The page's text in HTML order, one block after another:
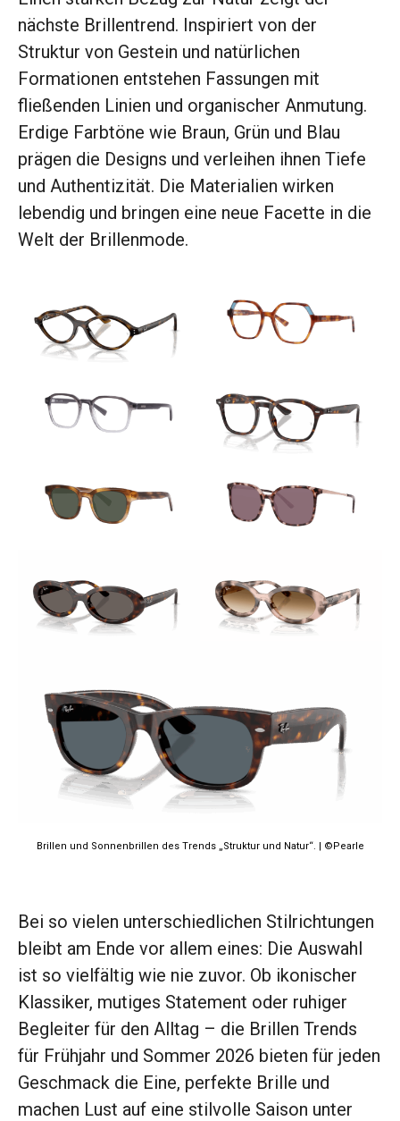
nächste Brillentrend. Inspiriert von der
Struktur von Gestein und natürlichen
Formationen entstehen Fassungen mit
fließenden Linien und organischer Anmutung.
Erdige Farbtöne wie Braun, Grün und Blau
prägen die Designs und verleihen ihnen Tiefe
und Authentizität. Die Materialien wirken
lebendig und bringen eine neue Facette in die
Welt der Brillenmode.
Brillen und Sonnenbrillen des Trends „Struktur und Natur“. | ©Pearle
Bei so vielen unterschiedlichen Stilrichtungen
bleibt am Ende vor allem eines: Die Auswahl
ist so vielfältig wie nie zuvor. Ob ikonischer
Klassiker, mutiges Statement oder ruhiger
Begleiter für den Alltag – die Brillen Trends
für Frühjahr und Sommer 2026 bieten für jeden
Geschmack die Eine, perfekte Brille und
machen Lust auf eine stilvolle Saison unter